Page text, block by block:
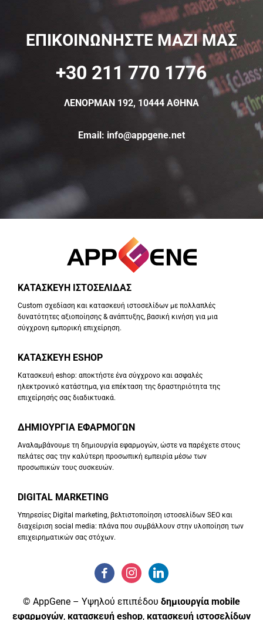
ΕΠΙΚΟΙΝΩΝΗΣΤΕ ΜΑΖΙ ΜΑΣ
+30 211 770 1776
ΛΕΝΟΡΜΑΝ 192, 10444 AΘΗΝΑ
Email: info@appgene.net
ΚΑΤΑΣΚΕΥΗ ΙΣΤΟΣΕΛΙΔΑΣ
Custom σχεδίαση και κατασκευή ιστοσελίδων με πολλαπλές
δυνατότητες αξιοποίησης & ανάπτυξης, βασική κινήση για μια
σύγχρονη εμπορική επιχείρηση.
ΚΑΤΑΣΚΕΥΗ ESHOP
Κατασκευή eshop: αποκτήστε ένα σύγχρονο και ασφαλές
ηλεκτρονικό κατάστημα, για επέκταση της δραστηριότητα της
επιχείρησής σας διαδικτυακά.
ΔΗΜΙΟΥΡΓΙΑ ΕΦΑΡΜΟΓΩΝ
Αναλαμβάνουμε τη δημιουργία εφαρμογών, ώστε να παρέχετε στους
πελάτες σας την καλύτερη προσωπική εμπειρία μέσω των
προσωπικών τους συσκευών.
DIGITAL MARKETING
Υπηρεσίες Digital marketing, βελτιστοποίηση ιστοσελίδων SEO και
διαχείριση social media: πλάνα που συμβάλλουν στην υλοποίηση των
επιχειρηματικών σας στόχων.
© AppGene – Υψηλού επιπέδου δημιουργία mobile
εφαρμογών, κατασκευή eshop, κατασκευή ιστοσελίδων